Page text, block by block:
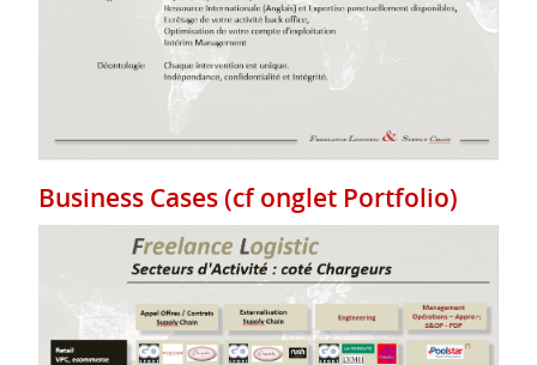
Business Cases (cf onglet Portfolio)